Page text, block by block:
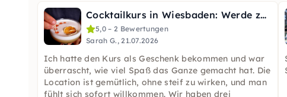
Cocktailkurs in Wiesbaden: Werde zum Profi im Manoamano
5,0 – 2 Bewertungen
Sarah G., 21.07.2026
Ich hatte den Kurs als Geschenk bekommen und war
überrascht, wie viel Spaß das Ganze gemacht hat. Die
Location ist gemütlich, ohne steif zu wirken, und man
fühlt sich sofort willkommen. Wir haben drei